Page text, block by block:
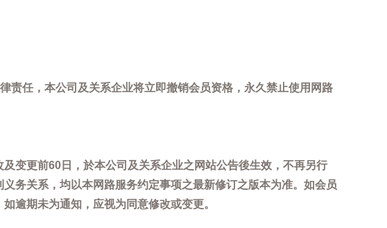
责任，本公司及关系企业将立即撤销会员资格，永久禁止使用网路
变更前60日，於本公司及关系企业之网站公告後生效，不再另行
务关系，均以本网路服务约定事项之最新修订之版本为准。如会员
逾期未为通知，应视为同意修改或变更。